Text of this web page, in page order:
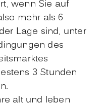
wenn Sie auf
mehr als 6
Lage sind, unter
des
3 Stunden
alt und leben